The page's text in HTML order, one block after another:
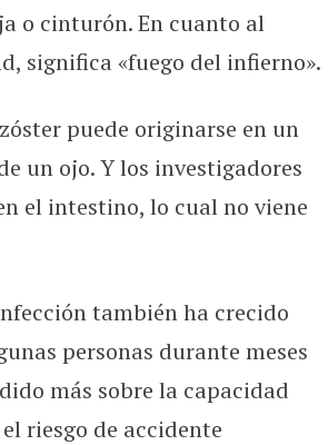
o cinturón. En cuanto al
significa «fuego del infierno».
puede originarse en un
un ojo. Y los investigadores
el intestino, lo cual no viene
también ha crecido
personas durante meses
más sobre la capacidad
riesgo de accidente